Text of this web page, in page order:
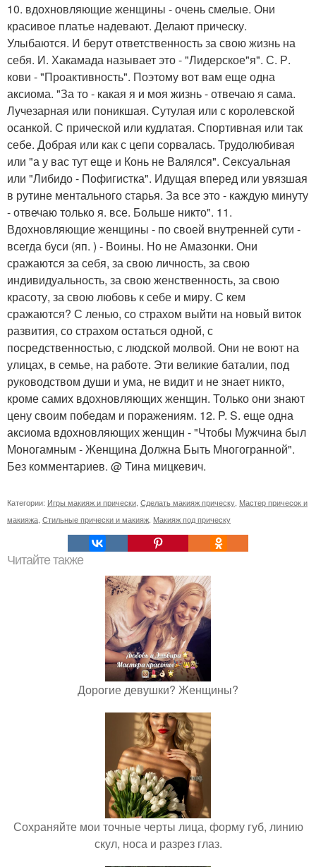
10. вдохновляющие женщины - очень смелые. Они
красивое платье надевают. Делают прическу.
Улыбаются. И берут ответственность за свою жизнь на
себя. И. Хакамада называет это - "Лидерское"я". С. Р.
кови - "Проактивность". Поэтому вот вам еще одна
аксиома. "За то - какая я и моя жизнь - отвечаю я сама.
Лучезарная или поникшая. Сутулая или с королевской
осанкой. С прической или кудлатая. Спортивная или так
себе. Добрая или как с цепи сорвалась. Трудолюбивая
или "а у вас тут еще и Конь не Валялся". Сексуальная
или "Либидо - Пофигистка". Идущая вперед или увязшая
в рутине ментального старья. За все это - каждую минуту
- отвечаю только я. все. Больше никто". 11.
Вдохновляющие женщины - по своей внутренней сути -
всегда буси (яп. ) - Воины. Но не Амазонки. Они
сражаются за себя, за свою личность, за свою
индивидуальность, за свою женственность, за свою
красоту, за свою любовь к себе и миру. С кем
сражаются? С ленью, со страхом выйти на новый виток
развития, со страхом остаться одной, с
посредственностью, с людской молвой. Они не воют на
улицах, в семье, на работе. Эти великие баталии, под
руководством души и ума, не видит и не знает никто,
кроме самих вдохновляющих женщин. Только они знают
цену своим победам и поражениям. 12. P. S. еще одна
аксиома вдохновляющих женщин - "Чтобы Мужчина был
Моногамным - Женщина Должна Быть Многогранной".
Без комментариев. @ Тина мицкевич.
Категории: Игры макияж и прически Сделать макияж прическу Мастер причесок и
макияжа Стильные прически и макияж Макияж под прическу
Читайте также
Дорогие девушки? Женщины?
Сохраняйте мои точные черты лица, форму губ, линию
скул, носа и разрез глаз.